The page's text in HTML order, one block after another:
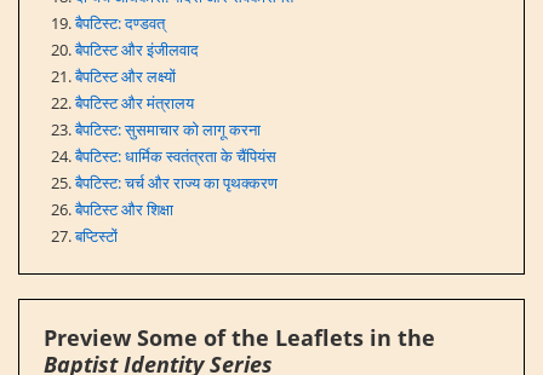
बैपटिस्ट: दण्डवत्
बैपटिस्ट और इंजीलवाद
बैपटिस्ट और लक्ष्यों
बैपटिस्ट और मंत्रालय
बैपटिस्ट: सुसमाचार को लागू करना
बैपटिस्ट: धार्मिक स्वतंत्रता के चैंपियंस
बैपटिस्ट: चर्च और राज्य का पृथक्करण
बैपटिस्ट और शिक्षा
बप्टिस्टों
Preview Some of the Leaflets in the
Baptist Identity Series